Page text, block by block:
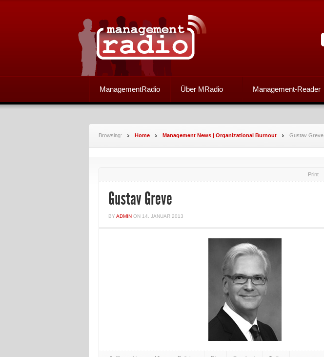
ManagementRadio Über MRadio Management-Reader
Browsing: Home Management News | Organizational Burnout Gustav Greve
Print
Gustav Greve
BY ADMIN ON 14. JANUAR 2013